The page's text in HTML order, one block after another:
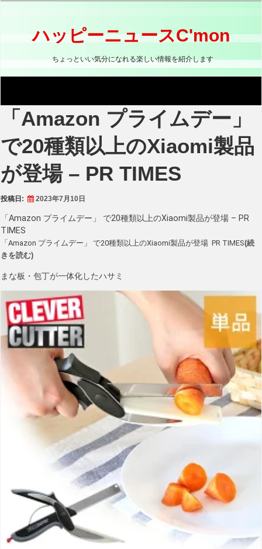
ス
ッ
ハッピーニュースC'mon
ちょっといい気分になれる楽しい情報を紹介します
「Amazon プライムデー」
で20種類以上のXiaomi製品
が登場 – PR TIMES
投稿日: 2023年7月10日
「Amazon プライムデー」 で20種類以上のXiaomi製品が登場 – PR
TIMES
「Amazon プライムデー」 で20種類以上のXiaomi製品が登場 PR TIMES(続
きを読む)
まな板・包丁が一体化したハサミ